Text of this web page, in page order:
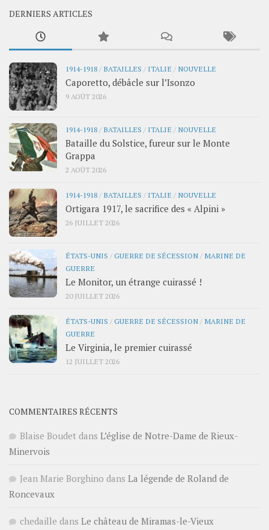
DERNIERS ARTICLES
1914-1918/ BATAILLES / ITALIE / NOUVELLE
Caporetto, débâcle sur l’Isonzo
9 AOÛT 2026
1914-1918/ BATAILLES / ITALIE / NOUVELLE
Bataille du Solstice, fureur sur le Monte
Grappa
2 AOÛT 2026
1914-1918/ BATAILLES / ITALIE / NOUVELLE
Ortigara 1917, le sacrifice des « Alpini »
26 JUILLET 2026
ÉTATS-UNIS /GUERRE DE SÉCESSION/ MARINE DE
GUERRE
Le Monitor, un étrange cuirassé !
20 JUILLET 2026
ÉTATS-UNIS /GUERRE DE SÉCESSION/ MARINE DE
GUERRE
Le Virginia, le premier cuirassé
12 JUILLET 2026
COMMENTAIRES RÉCENTS
Blaise Boudet dans L’église de Notre-Dame de Rieux-
Minervois
Jean Marie Borghino dans La légende de Roland de
Roncevaux
chedaille dans Le château de Miramas-le-Vieux